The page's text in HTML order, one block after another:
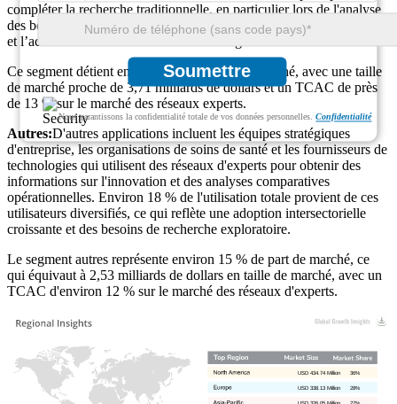
Soumettre
Nous garantissons la confidentialité totale de vos données personnelles.Confidentialité
compléter la recherche traditionnelle, en particulier lors de l'analyse
des bénéfices et de la volatilité des marchés. La demande reste stable
et l’accent est mis sur les informations alignées sur la conformité.
Ce segment détient environ 22 % de part de marché, avec une taille
de marché proche de 3,71 milliards de dollars et un TCAC de près
de 13 % sur le marché des réseaux experts.
Autres:D'autres applications incluent les équipes stratégiques
d'entreprise, les organisations de soins de santé et les fournisseurs de
technologies qui utilisent des réseaux d'experts pour obtenir des
informations sur l'innovation et des analyses comparatives
opérationnelles. Environ 18 % de l'utilisation totale provient de ces
utilisateurs diversifiés, ce qui reflète une adoption intersectorielle
croissante et des besoins de recherche exploratoire.
Le segment autres représente environ 15 % de part de marché, ce
qui équivaut à 2,53 milliards de dollars en taille de marché, avec un
TCAC d'environ 12 % sur le marché des réseaux d'experts.
27%
USD 326.05 Million
28%
USD 338.13 Million
36%
USD 434.74 Million